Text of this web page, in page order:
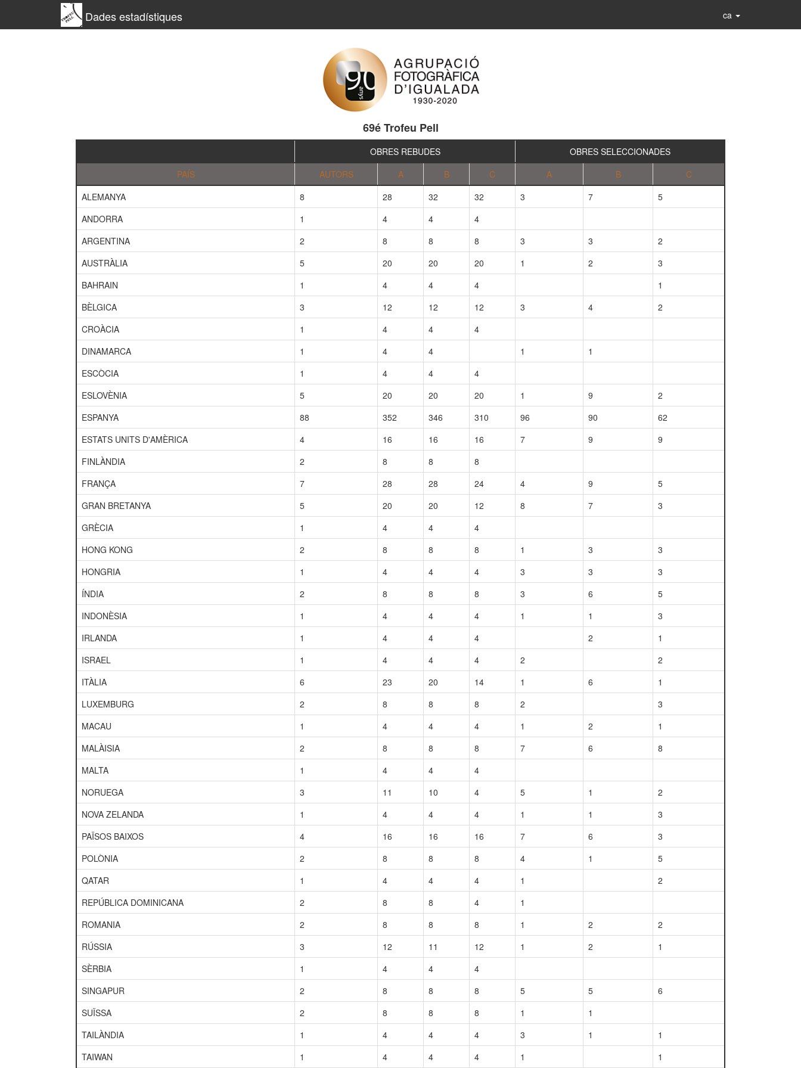
Dades estadístiques ca
69é Trofeu Pell
OBRES REBUDES
OBRES SELECCIONADES
PAÍS
AUTORS A B C A B
C
ALEMANYA
8 28 32 32 3 7
5
ANDORRA
1 4 4
4
ARGENTINA
2 8 8 8 3 3
2
AUSTRÀLIA
5 20 20 20 1 2
3
BAHRAIN
1 4 4 4
1
BÈLGICA
3 12 12 12 3 4
2
CROÀCIA
1 4 4
4
DINAMARCA
1 4 4 1
1
ESCÒCIA
1 4 4
4
ESLOVÈNIA
5 20 20 20 1 9
2
ESPANYA
88 352 346 310 96 90
62
ESTATS UNITS D'AMÈRICA
4 16 16 16 7 9
9
FINLÀNDIA
2 8 8
8
FRANÇA
7 28 28 24 4 9
5
GRAN BRETANYA
5 20 20 12 8 7
3
GRÈCIA
1 4 4
4
HONG KONG
2 8 8 8 1 3
3
HONGRIA
1 4 4 4 3 3
3
ÍNDIA
2 8 8 8 3 6
5
INDONÈSIA
1 4 4 4 1 1
3
IRLANDA
1 4 4 4 2
1
ISRAEL
1 4 4 4 2
2
ITÀLIA
6 23 20 14 1 6
1
LUXEMBURG
2 8 8 8 2
3
MACAU
1 4 4 4 1 2
1
MALÀISIA
2 8 8 8 7 6
8
MALTA
1 4 4
4
NORUEGA
3 11 10 4 5 1
2
NOVA ZELANDA
1 4 4 4 1 1
3
PAÏSOS BAIXOS
4 16 16 16 7 6
3
POLÒNIA
2 8 8 8 4 1
5
QATAR
1 4 4 4 1
2
REPÚBLICA DOMINICANA
2 8 8 4
1
ROMANIA
2 8 8 8 1 2
2
RÚSSIA
3 12 11 12 1 2
1
SÈRBIA
1 4 4
4
SINGAPUR
2 8 8 8 5 5
6
SUÏSSA
2 8 8 8 1
1
TAILÀNDIA
1 4 4 4 3 1
1
TAIWAN
1 4 4 4 1 1